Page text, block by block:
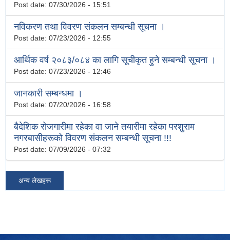
Post date: 07/30/2026 - 15:51
नविकरण तथा विवरण संकलन सम्बन्धी सूचना ।
Post date: 07/23/2026 - 12:55
आर्थिक वर्ष २०८३/०८४ का लागि सूचीकृत हुने सम्बन्धी सूचना ।
Post date: 07/23/2026 - 12:46
जानकारी सम्बन्धमा ।
Post date: 07/20/2026 - 16:58
बैदेशिक रोजगारीमा रहेका वा जाने तयारीमा रहेका परशुराम
नगरबासीहरूको विवरण संकलन सम्बन्धी सूचना !!!
Post date: 07/09/2026 - 07:32
अन्य लेखहरू